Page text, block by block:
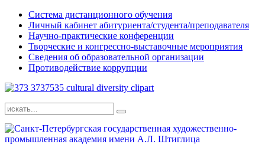
Система дистанционного обучения
Личный кабинет абитуриента/студента/преподавателя
Научно-практические конференции
Творческие и конгрессно-выставочные мероприятия
Сведения об образовательной организации
Противодействие коррупции